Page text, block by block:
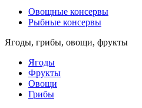
Овощные консервы
Рыбные консервы
Ягоды, грибы, овощи, фрукты
Ягоды
Фрукты
Овощи
Грибы